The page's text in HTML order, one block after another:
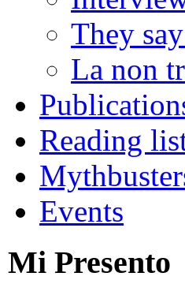
They
La non
Reading
Events
Mi Presento